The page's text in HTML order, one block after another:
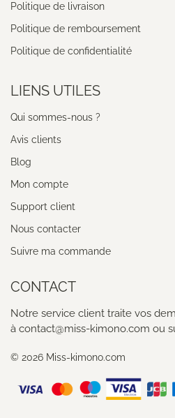
Politique de livraison
Politique de remboursement
Politique de confidentialité
LIENS UTILES
Qui sommes-nous ?
Avis clients
Blog
Mon compte
Support client
Nous contacter
Suivre ma commande
CONTACT
Notre service client traite vos
à contact@miss-kimono.com ou
© 2026 Miss-kimono.com